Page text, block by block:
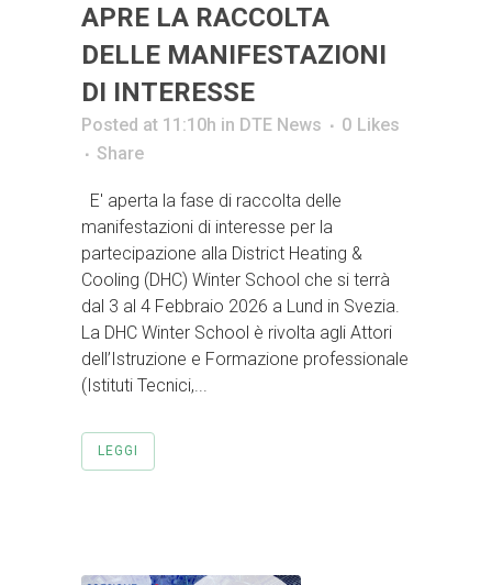
APRE LA RACCOLTA
DELLE MANIFESTAZIONI
DI INTERESSE
Posted at 11:10h in DTE News 0 Likes
Share
E' aperta la fase di raccolta delle
manifestazioni di interesse per la
partecipazione alla District Heating &
Cooling (DHC) Winter School che si terrà
dal 3 al 4 Febbraio 2026 a Lund in Svezia.
La DHC Winter School è rivolta agli Attori
dell’Istruzione e Formazione professionale
(Istituti Tecnici,...
LEGGI